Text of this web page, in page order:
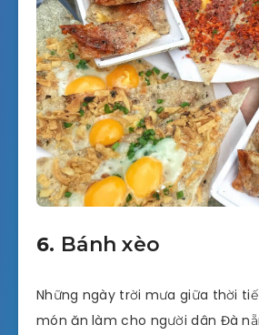
6. Bánh xèo
Những ngày trời mưa giữa thời
món ăn làm cho người dân Đà